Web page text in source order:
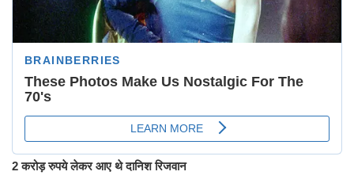
2 करोड़ रुपये लेकर आए थे दानिश रिजवान